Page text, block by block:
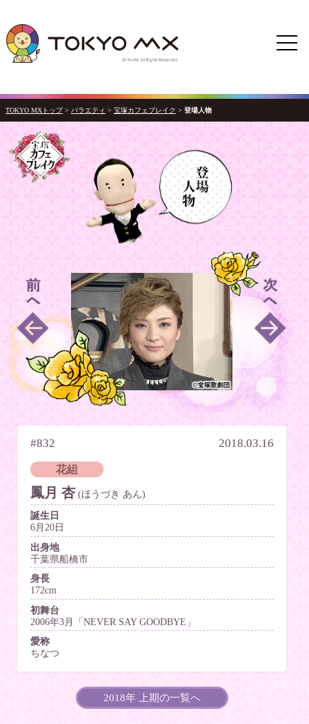
TOKYO MXトップ> バラエティ > 宝塚カフェブレイク > 登場人物
#832 2018.03.16
花組
鳳月 杏 (ほうづき あん)
誕生日
6月20日
出身地
千葉県船橋市
身長
172cm
初舞台
2006年3月「NEVER SAY GOODBYE」
愛称
ちなつ
2018年 上期の一覧へ